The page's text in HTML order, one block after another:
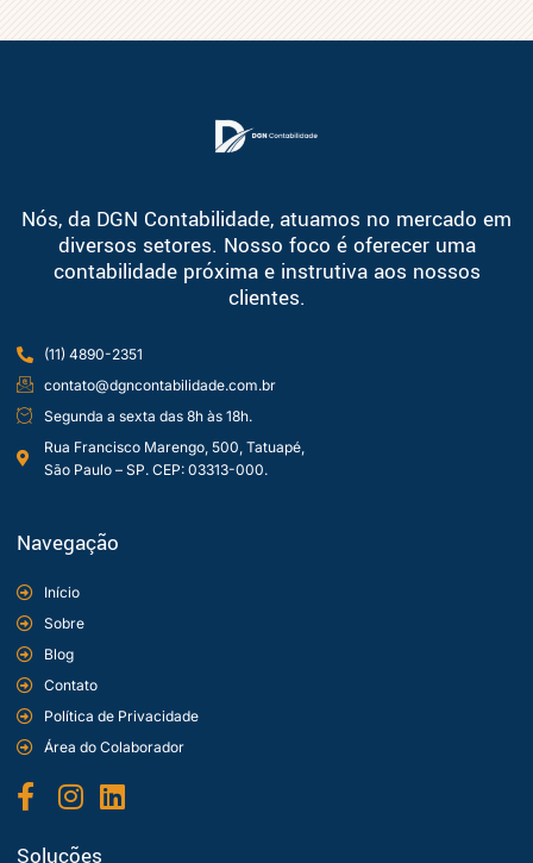
Nós, da DGN Contabilidade, atuamos no mercado em
diversos setores. Nosso foco é oferecer uma
contabilidade próxima e instrutiva aos nossos
clientes.
(11) 4890-2351
contato@dgncontabilidade.com.br
Segunda a sexta das 8h às 18h.
Rua Francisco Marengo, 500, Tatuapé,
São Paulo – SP. CEP: 03313-000.
Navegação
Início
Sobre
Blog
Contato
Política de Privacidade
Área do Colaborador
Soluções